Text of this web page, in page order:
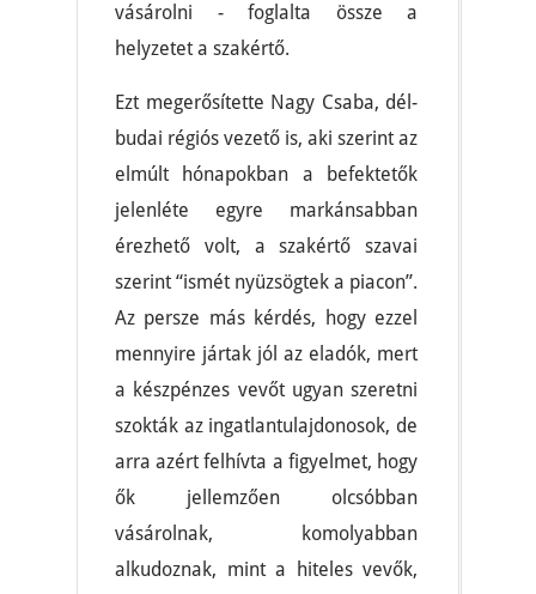
vásárolni - foglalta össze a
helyzetet a szakértő.
Ezt megerősítette Nagy Csaba, dél-
budai régiós vezető is, aki szerint az
elmúlt hónapokban a befektetők
jelenléte egyre markánsabban
érezhető volt, a szakértő szavai
szerint “ismét nyüzsögtek a piacon”.
Az persze más kérdés, hogy ezzel
mennyire jártak jól az eladók, mert
a készpénzes vevőt ugyan szeretni
szokták az ingatlantulajdonosok, de
arra azért felhívta a figyelmet, hogy
ők jellemzően olcsóbban
vásárolnak, komolyabban
alkudoznak, mint a hiteles vevők,